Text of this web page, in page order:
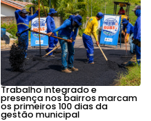
Trabalho integrado e
presença nos bairros marcam
os primeiros 100 dias da
gestão municipal